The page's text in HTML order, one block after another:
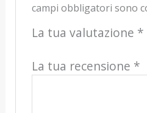
campi obbligatori sono
La tua valutazione *
La tua recensione *